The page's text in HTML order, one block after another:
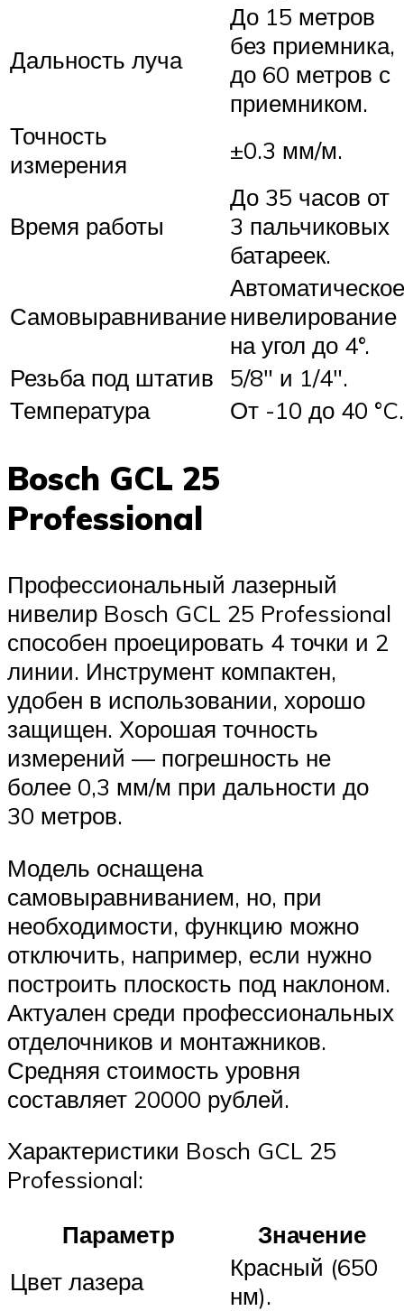
Дальность луча
До 15 метров
без приемника,
до 60 метров с
приемником.
Точность
измерения
±0.3 мм/м.
Время работы
До 35 часов от
3 пальчиковых
батареек.
Самовыравнивание
Автоматическое
нивелирование
на угол до 4°.
Резьба под штатив
5/8″ и 1/4″.
Температура
От -10 до 40 °C.
Bosch GCL 25
Professional
Профессиональный лазерный
нивелир Bosch GCL 25 Professional
способен проецировать 4 точки и 2
линии. Инструмент компактен,
удобен в использовании, хорошо
защищен. Хорошая точность
измерений — погрешность не
более 0,3 мм/м при дальности до
30 метров.
Модель оснащена
самовыравниванием, но, при
необходимости, функцию можно
отключить, например, если нужно
построить плоскость под наклоном.
Актуален среди профессиональных
отделочников и монтажников.
Средняя стоимость уровня
составляет 20000 рублей.
Характеристики Bosch GCL 25
Professional:
Параметр
Значение
Цвет лазера
Красный (650
нм).